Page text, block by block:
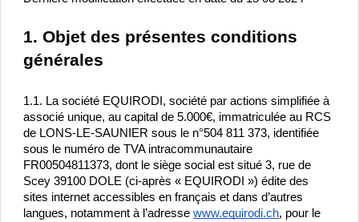
1. Objet des présentes conditions
générales
1.1. La société EQUIRODI, société par actions simplifiée à
associé unique, au capital de 5.000€, immatriculée au RCS
de LONS-LE-SAUNIER sous le n°504 811 373, identifiée
sous le numéro de TVA intracommunautaire
FR00504811373, dont le siège social est situé 3, rue de
Scey 39100 DOLE (ci-après « EQUIRODI ») édite des
sites internet accessibles en français et dans d’autres
langues, notamment à l’adresse www.equirodi.ch, pour le